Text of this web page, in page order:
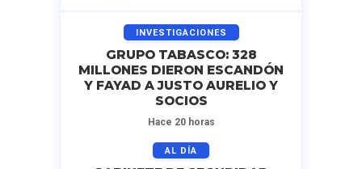
INVESTIGACIONES
GRUPO TABASCO: 328
MILLONES DIERON ESCANDÓN
Y FAYAD A JUSTO AURELIO Y
SOCIOS
Hace 20 horas
AL DÍA